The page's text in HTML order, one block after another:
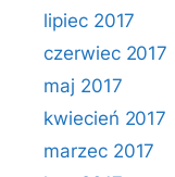
lipiec 2017
czerwiec 2017
maj 2017
kwiecień 2017
marzec 2017